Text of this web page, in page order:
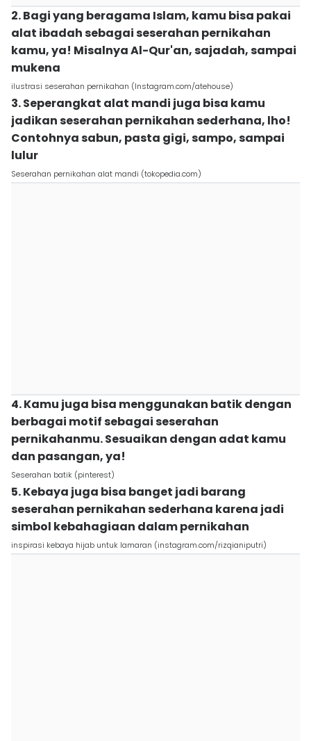
2. Bagi yang beragama Islam, kamu bisa pakai
alat ibadah sebagai seserahan pernikahan
kamu, ya! Misalnya Al-Qur'an, sajadah, sampai
mukena
ilustrasi seserahan pernikahan (Instagram.com/atehouse)
3. Seperangkat alat mandi juga bisa kamu
jadikan seserahan pernikahan sederhana, lho!
Contohnya sabun, pasta gigi, sampo, sampai
lulur
Seserahan pernikahan alat mandi (tokopedia.com)
4. Kamu juga bisa menggunakan batik dengan
berbagai motif sebagai seserahan
pernikahanmu. Sesuaikan dengan adat kamu
dan pasangan, ya!
Seserahan batik (pinterest)
5. Kebaya juga bisa banget jadi barang
seserahan pernikahan sederhana karena jadi
simbol kebahagiaan dalam pernikahan
inspirasi kebaya hijab untuk lamaran (instagram.com/rizqianiputri)